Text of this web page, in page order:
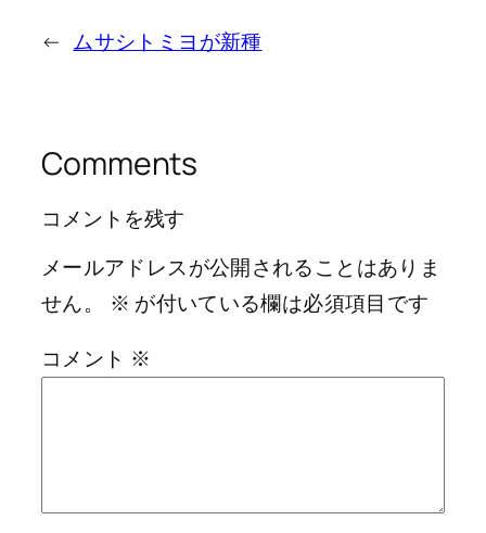
← ムサシトミヨが新種
Comments
コメントを残す
メールアドレスが公開されることはありま
せん。
※ が付いている欄は必須項目です
コメント ※